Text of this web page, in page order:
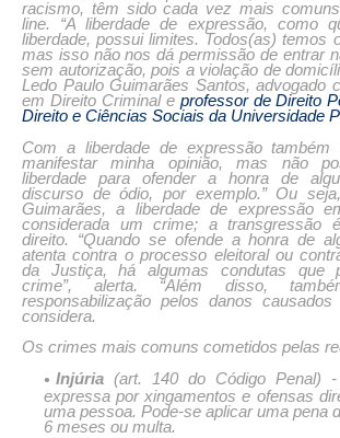
racismo, têm sido cada vez mais
line. “A liberdade de expressão, como
liberdade, possui limites. Todos(as) temos
mas isso não nos dá permissão de entrar
sem autorização, pois a violação de
Ledo Paulo Guimarães Santos, advogado
em Direito Criminal e professor de Direito
Direito e Ciências Sociais da Universidade
Com a liberdade de expressão também
manifestar minha opinião, mas não
liberdade para ofender a honra de
discurso de ódio, por exemplo.” Ou
Guimarães, a liberdade de expressão
considerada um crime; a transgressão
direito. “Quando se ofende a honra de
atenta contra o processo eleitoral ou
da Justiça, há algumas condutas que
crime”, alerta. “Além disso,
responsabilização pelos danos
considera.
Os crimes mais comuns cometidos pelas
Injúria (art. 140 do Código Penal) -
expressa por xingamentos e ofensas
uma pessoa. Pode-se aplicar uma pena
6 meses ou multa.